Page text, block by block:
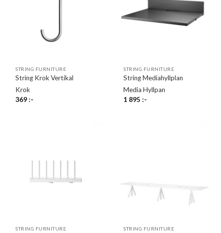
STRING FURNITURE
String Krok Vertikal
Krok
369:-
STRING FURNITURE
String Mediahyllplan
Media Hyllpan
1 895:-
STRING FURNITURE STRING FURNITURE